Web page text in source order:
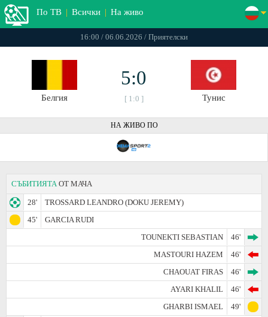
По ТВ | Всички | На живо
16:00 / 06.06.2026 / Приятелски
Белгия
5:0
[ 1:0 ] Тунис
НА ЖИВО ПО
СЪБИТИЯТА ОТ МАЧА
28'
TROSSARD LEANDRO (DOKU JEREMY)
45'
GARCIA RUDI
TOUNEKTI SEBASTIAN
46'
MASTOURI HAZEM
46'
CHAOUAT FIRAS
46'
AYARI KHALIL
46'
GHARBI ISMAEL
49'